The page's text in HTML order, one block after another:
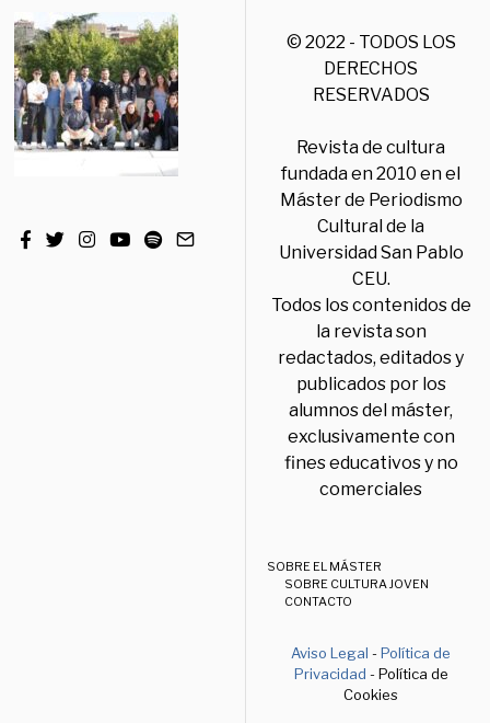
© 2022 - TODOS LOS
DERECHOS
RESERVADOS
Revista de cultura
fundada en 2010 en el
Máster de Periodismo
Cultural de la
Universidad San Pablo
CEU.
Todos los contenidos de
la revista son
redactados, editados y
publicados por los
alumnos del máster,
exclusivamente con
fines educativos y no
comerciales
SOBRE EL MÁSTER
SOBRE CULTURA JOVEN
CONTACTO
Aviso Legal -Política de
Privacidad - Política de
Cookies